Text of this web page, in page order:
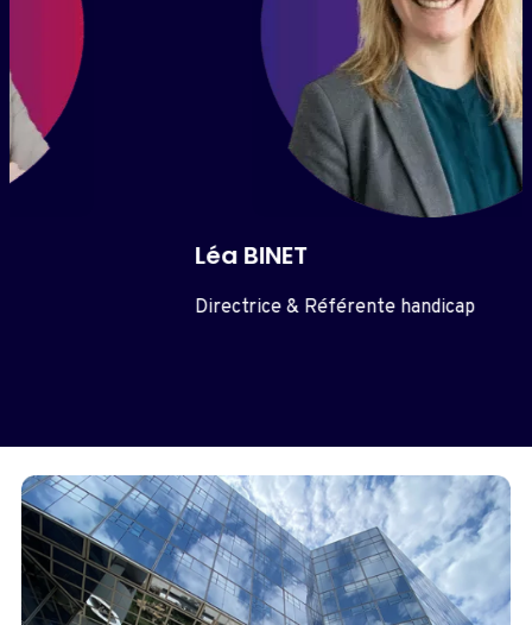
Directrice & Référente handicap